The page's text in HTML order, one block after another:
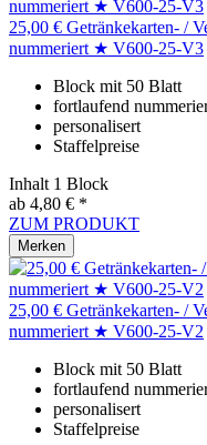
25,00 € Getränkekarten- /
nummeriert ★ V600-25-V3
Block mit 50 Blatt
fortlaufend
personalisert
Staffelpreise
Inhalt 1 Block
ab 4,80 € *
ZUM PRODUKT
Merken
25,00 € Getränkekarten- /
nummeriert ★ V600-25-V2
Block mit 50 Blatt
fortlaufend
personalisert
Staffelpreise